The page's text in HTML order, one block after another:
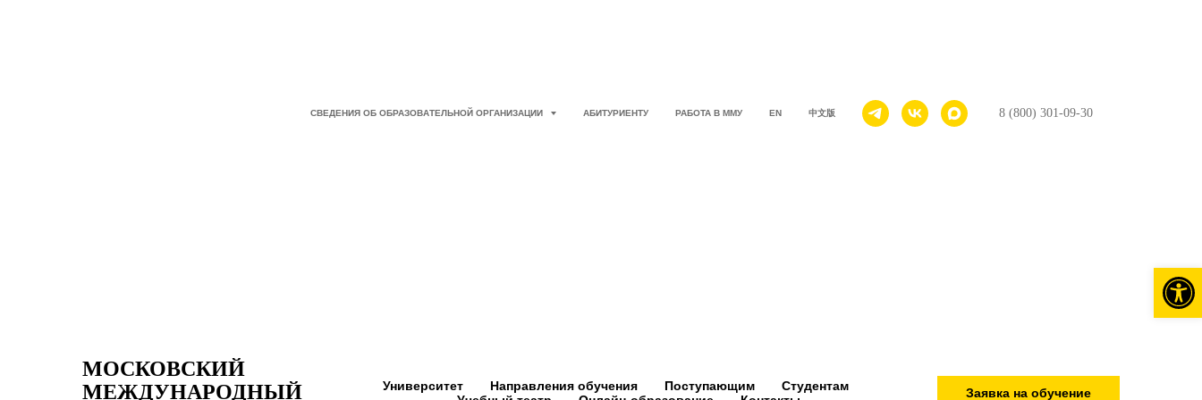
СВЕДЕНИЯ ОБ ОБРАЗОВАТЕЛЬНОЙ ОРГАНИЗАЦИИ АБИТУРИЕНТУ РАБОТА В ММУ EN 中文版 8 (800) 301-09-30
МОСКОВСКИЙ
МЕЖДУНАРОДНЫЙ
Университет Направления обучения Поступающим
Студентам
Заявка на обучение